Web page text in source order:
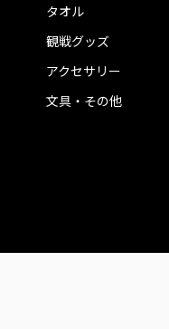
タオル
観戦グッズ
アクセサリー
文具・その他